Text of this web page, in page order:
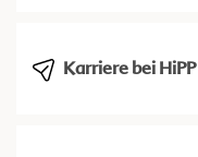
Karriere bei HiPP